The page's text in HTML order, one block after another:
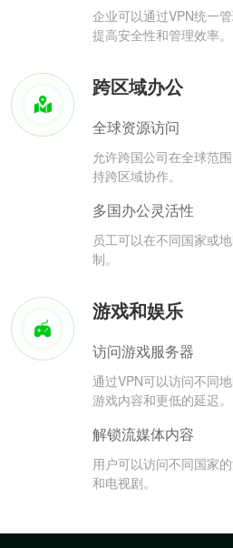
企业可以通过VPN统一
提高安全性和管理效率。
跨区域办公
全球资源访问
允许跨国公司在全球范
持跨区域协作。
多国办公灵活性
员工可以在不同国家或
制。
游戏和娱乐
访问游戏服务器
通过VPN可以访问不同
游戏内容和更低的延迟。
解锁流媒体内容
用户可以访问不同国家
和电视剧。